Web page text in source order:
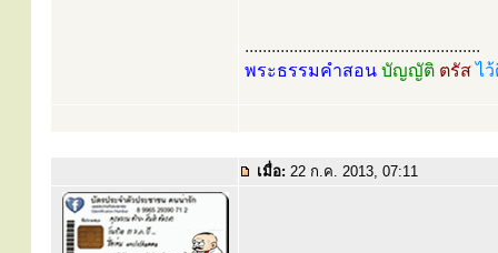
.....................................................
พระธรรมคำสอน บัญญัติ ตรัสไ
เมื่อ: 22 ก.ค. 2013, 07:11